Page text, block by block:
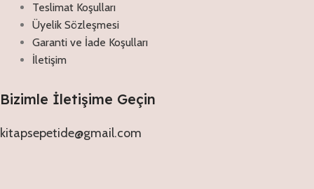
Teslimat Koşulları
Üyelik Sözleşmesi
Garanti ve İade Koşulları
İletişim
Bizimle İletişime Geçin
kitapsepetide@gmail.com